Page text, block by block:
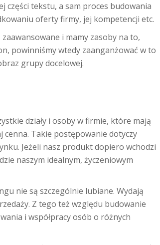
części tekstu, a sam proces budowania
oferty firmy, jej kompetencji etc.
i mamy zasoby na to,
powinniśmy wtedy zaanganżować w to
grupy docelowej.
działy i osoby w firmie, które mają
Takie postępowanie dotyczy
Jeżeli nasz produkt dopiero wchodzi
naszym idealnym, życzeniowym
nie są szczególnie lubiane. Wydają
Z tego też względu budowanie
i współpracy osób o różnych